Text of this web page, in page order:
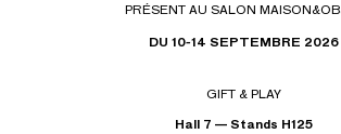
PRÉSENT AU SALON
DU 10-14 SEPTEMBRE 2026
GIFT & PLAY
Hall 7 — Stands H125